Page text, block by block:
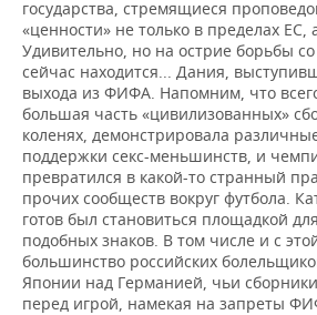
государства, стремящиеся
«ценности» не только в пределах ЕС,
Удивительно, но на острие борьбы
сейчас находится... Дания,
выхода из ФИФА. Напомним, что
большая часть «цивилизованных»
коленях, демонстрировала
поддержки секс-меньшинств, и
превратился в какой-то странный
прочих сообществ вокруг футбола.
готов был становиться площадкой
подобных знаков. В том числе и с
большинство российских
Японии над Германией, чьи
перед игрой, намекая на запреты